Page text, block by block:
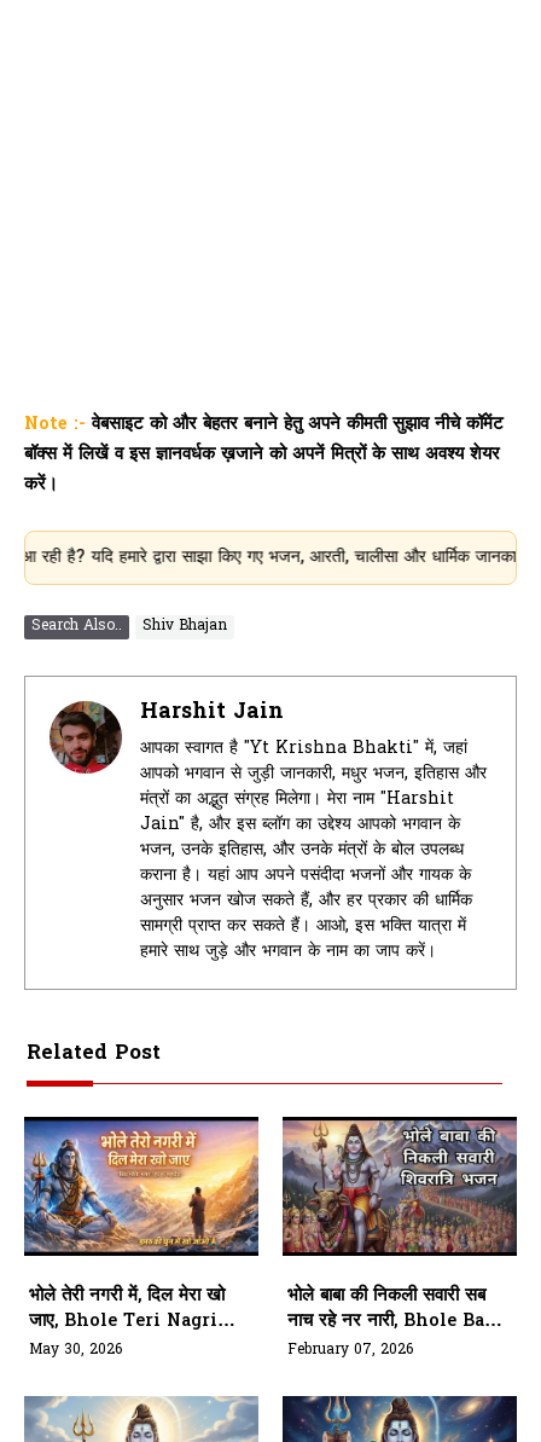
Note :- वेबसाइट को और बेहतर बनाने हेतु अपने कीमती सुझाव नीचे कॉमेंट
बॉक्स में लिखें व इस ज्ञानवर्धक ख़जाने को अपनें मित्रों के साथ अवश्य शेयर
करें।
यदि हमारे द्वारा साझा किए गए भजन, आरती, चालीसा और धार्मिक जानकारी
Search Also.. Shiv Bhajan
Harshit Jain
आपका स्वागत है "Yt Krishna Bhakti" में, जहां
आपको भगवान से जुड़ी जानकारी, मधुर भजन, इतिहास और
मंत्रों का अद्भुत संग्रह मिलेगा। मेरा नाम "Harshit
Jain" है, और इस ब्लॉग का उद्देश्य आपको भगवान के
भजन, उनके इतिहास, और उनके मंत्रों के बोल उपलब्ध
कराना है। यहां आप अपने पसंदीदा भजनों और गायक के
अनुसार भजन खोज सकते हैं, और हर प्रकार की धार्मिक
सामग्री प्राप्त कर सकते हैं। आओ, इस भक्ति यात्रा में
हमारे साथ जुड़े और भगवान के नाम का जाप करें।
Related Post
भोले तेरी नगरी में, दिल मेरा खो
जाए, Bhole Teri Nagri
Main Dil Mera Kho
May 30, 2026
भोले बाबा की निकली सवारी सब
नाच रहे नर नारी, Bhole Baba
Ki Nikli Sawari, Sab
February 07, 2026